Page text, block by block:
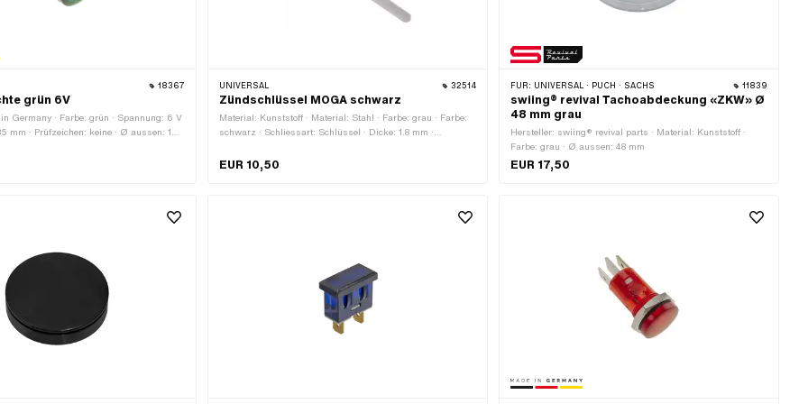
18367
grün 6V
Germany · Farbe: grün · Spannung: 6 V
mm · Prüfzeichen: keine · Ø aussen: 16
UNIVERSAL 32514
Zündschlüssel MOGA schwarz
Material: Kunststoff · Material: Stahl · Farbe: grau · Farbe:
schwarz · Schliessart: Schlüssel · Dicke: 1.8 mm ·
EUR 10,50
FÜR: UNIVERSAL · PUCH · SACHS 11839
swiing® revival Tachoabdeckung «ZKW» Ø
48 mm grau
Hersteller: swiing® revival parts · Material: Kunststoff ·
Farbe: grau · Ø aussen: 48 mm
EUR 17,50